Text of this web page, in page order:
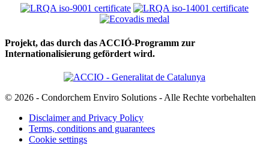
Projekt, das durch das ACCIÓ-Programm zur
Internationalisierung gefördert wird.
© 2026 - Condorchem Enviro Solutions - Alle Rechte vorbehalten
Disclaimer and Privacy Policy
Terms, conditions and guarantees
Cookie settings